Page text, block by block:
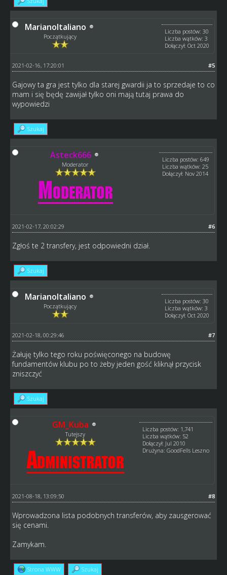
MarianoItaliano
Początkujący
Liczba postów: 30
Liczba wątków: 3
Dołączył: Oct 2020
#5
2021-02-16, 17:20:01
Gajowy ta gra jest tylko dla starej gwardii ja to sprzedaje to co
mam i się będę zawijał tylko oni mają tutaj prawa do
wypowiedzi
Szukaj
Asteck666
Moderator
Liczba postów: 649
Liczba wątków: 25
Dołączył: Nov 2014
#6
2021-02-17, 20:02:29
Zgłoś te 2 transfery, jest odpowiedni dział.
Szukaj
MarianoItaliano
Początkujący
Liczba postów: 30
Liczba wątków: 3
Dołączył: Oct 2020
#7
2021-02-18, 00:29:46
Żałuję tylko tego roku poświęconego na budowę
fundamentów klubu po to żeby jeden gość kliknął przycisk
zniszczyć
Szukaj
GM_Kuba
Tutejszy
Liczba postów: 1,741
Liczba wątków: 52
Dołączył: Jul 2010
Drużyna: GoodFells Leszno
#8
2021-08-18, 13:09:50
Wprowadzona lista podobnych transferów, aby zausgerować
się cenami.
Zamykam.
Strona WWW Szukaj